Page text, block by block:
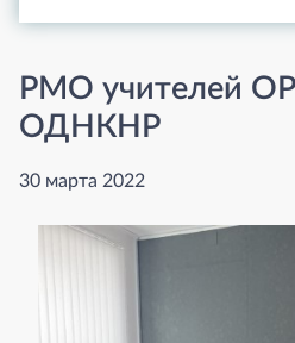
РМО учителей
ОДНКНР
30 марта 2022